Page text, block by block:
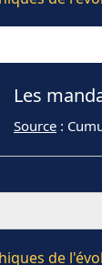
Les
Source :
de